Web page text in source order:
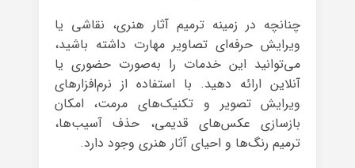
چنانچه در زمینه ترمیم آثار هنری، نقاشی یا
ویرایش حرفه‌ای تصاویر مهارت داشته باشید،
می‌توانید این خدمات را به‌صورت حضوری یا
آنلاین ارائه دهید. با استفاده از نرم‌افزارهای
ویرایش تصویر و تکنیک‌های مرمت، امکان
بازسازی عکس‌های قدیمی، حذف آسیب‌ها،
ترمیم رنگ‌ها و احیای آثار هنری وجود دارد.